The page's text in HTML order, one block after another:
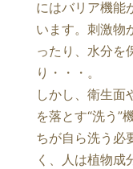
にはバリア機能
います。刺激物
ったり、水分を
り・・・。
しかし、衛生面
を落とす“洗う”
ちが自ら洗う必
く、人は植物成